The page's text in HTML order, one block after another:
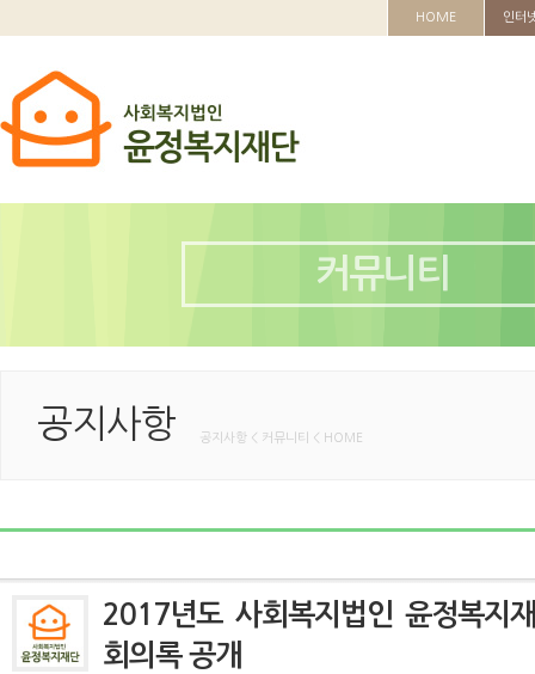
HOME 인터
커뮤니티
공지사항 공지사항 < 커뮤니티 < HOME
2017년도 사회복지법인 윤정복지
회의록 공개